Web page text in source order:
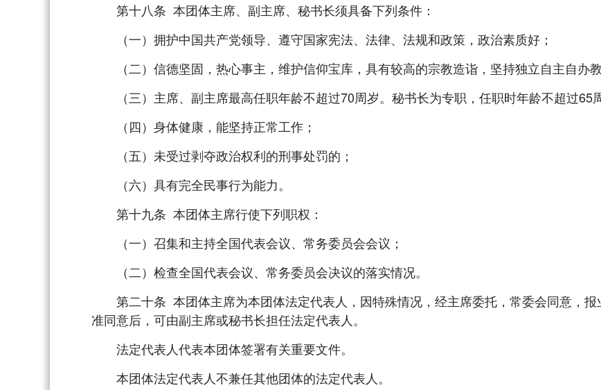
第十八条 本团体主席、副主席、秘书长须具备下列条件：
（一）拥护中国共产党领导、遵守国家宪法、法律、法规和政策，政治素质好；
（二）信德坚固，热心事主，维护信仰宝库，具有较高的宗教造诣，坚持独立自主自办
（三）主席、副主席最高任职年龄不超过70周岁。秘书长为专职，任职时年龄不超过65
（四）身体健康，能坚持正常工作；
（五）未受过剥夺政治权利的刑事处罚的；
（六）具有完全民事行为能力。
第十九条 本团体主席行使下列职权：
（一）召集和主持全国代表会议、常务委员会会议；
（二）检查全国代表会议、常务委员会决议的落实情况。
第二十条 本团体主席为本团体法定代表人，因特殊情况，经主席委托，常委会同意，报
准同意后，可由副主席或秘书长担任法定代表人。
法定代表人代表本团体签署有关重要文件。
本团体法定代表人不兼任其他团体的法定代表人。